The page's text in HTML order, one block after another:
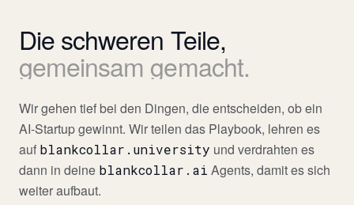
Dieschweren Teile,
gemeinsam gemacht.
Wir gehen tief bei den Dingen, die entscheiden, ob ein
AI-Startup gewinnt. Wir teilen das Playbook, lehren es
auf blankcollar.university und verdrahten es
dann in deine blankcollar.ai Agents, damit es sich
weiter aufbaut.